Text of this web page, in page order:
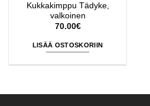
Kukkakimppu Tädyke,
valkoinen
70.00€
LISÄÄ OSTOSKORIIN